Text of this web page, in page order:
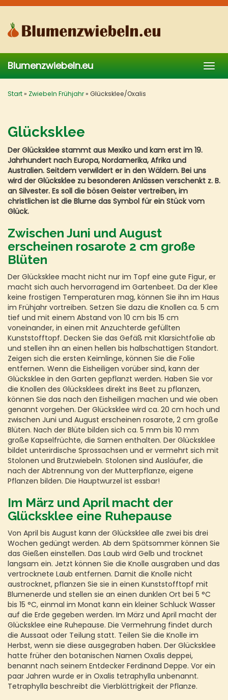
Skip
main
content
Blumenzwiebeln.eu
Start» Zwiebeln Frühjahr» Glücksklee/Oxalis
Glücksklee
Der Glücksklee stammt aus Mexiko und kam erst im 19.
Jahrhundert nach Europa, Nordamerika, Afrika und
Australien. Seitdem verwildert er in den Wäldern. Bei uns
wird der Glücksklee zu besonderen Anlässen verschenkt z. B.
an Silvester. Es soll die bösen Geister vertreiben, im
christlichen ist die Blume das Symbol für ein Stück vom
Glück.
Zwischen Juni und August
erscheinen rosarote 2 cm große
Blüten
Der Glücksklee macht nicht nur im Topf eine gute Figur, er
macht sich auch hervorragend im Gartenbeet. Da der Klee
keine frostigen Temperaturen mag, können Sie ihn im Haus
im Frühjahr vortreiben. Setzen Sie dazu die Knollen ca. 5 cm
tief und mit einem Abstand von 10 cm bis 15 cm
voneinander, in einen mit Anzuchterde gefüllten
Kunststofftopf. Decken Sie das Gefäß mit Klarsichtfolie ab
und stellen ihn an einen hellen bis halbschattigen Standort.
Zeigen sich die ersten Keimlinge, können Sie die Folie
entfernen. Wenn die Eisheiligen vorüber sind, kann der
Glücksklee in den Garten gepflanzt werden. Haben Sie vor
die Knollen des Glücksklees direkt ins Beet zu pflanzen,
können Sie das nach den Eisheiligen machen und wie oben
genannt vorgehen. Der Glücksklee wird ca. 20 cm hoch und
zwischen Juni und August erscheinen rosarote, 2 cm große
Blüten. Nach der Blüte bilden sich ca. 5 mm bis 10 mm
große Kapselfrüchte, die Samen enthalten. Der Glücksklee
bildet unterirdische Sprossachsen und er vermehrt sich mit
Stolonen und Brutzwiebeln. Stolonen sind Ausläufer, die
nach der Abtrennung von der Mutterpflanze, eigene
Pflanzen bilden. Die Hauptwurzel ist essbar!
Im März und April macht der
Glücksklee eine Ruhepause
Von April bis August kann der Glücksklee alle zwei bis drei
Wochen gedüngt werden. Ab dem Spätsommer können Sie
das Gießen einstellen. Das Laub wird Gelb und trocknet
langsam ein. Jetzt können Sie die Knolle ausgraben und das
vertrocknete Laub entfernen. Damit die Knolle nicht
austrocknet, pflanzen Sie sie in einen Kunststofftopf mit
Blumenerde und stellen sie an einen dunklen Ort bei 5 °C
bis 15 °C, einmal im Monat kann ein kleiner Schluck Wasser
auf die Erde gegeben werden. Im März und April macht der
Glücksklee eine Ruhepause. Die Vermehrung findet durch
die Aussaat oder Teilung statt. Teilen Sie die Knolle im
Herbst, wenn sie diese ausgegraben haben. Der Glücksklee
hatte früher den botanischen Namen Oxalis deppei,
benannt nach seinem Entdecker Ferdinand Deppe. Vor ein
paar Jahren wurde er in Oxalis tetraphylla unbenannt.
Tetraphylla beschreibt die Vierblättrigkeit der Pflanze.